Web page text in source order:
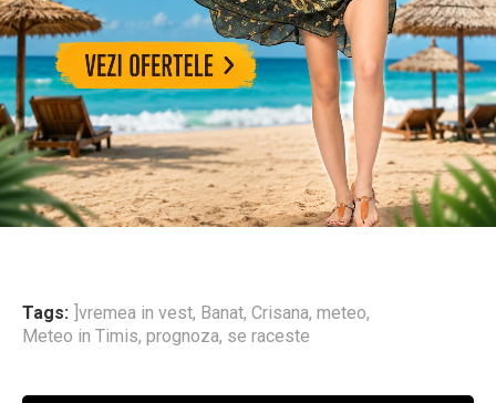
Tags: ]vremea in vest, Banat, Crisana, meteo,
Meteo in Timis, prognoza, se raceste